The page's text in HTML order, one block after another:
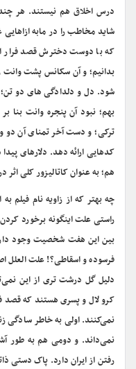
درس اخلاق هم نیستند. هر چند
شاید مخاطب را در مابه
که با دوست دخترش قصد فرار
بدانیم؛ و آن سکانس پشت وانت
شود. دل و دلدادگی های دو تن؛
بهم؛ نبود آن پنجره وانت بنا
ترکی؛ و دست آخر تمنای آن دو
کدهایی ارائه دهد. دلارهای
هم؛ به عنوان کاتالیزور کلی
چه بهتر که از زاویه نام فیلم
راستی علت اینگونه برخورد
بین این هفت شخصیت وجود
فرسوده و اسقاطی؟! علت العلل
دلیل گل درشت تری از این
کرو لال و پسری هستند که قصد
نمی‌کنند. اولی به خاطر سادگی
نمی‌داند. و دومی هم به طور
رفتن از ایران دارد. پاک دستی